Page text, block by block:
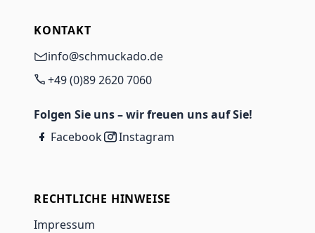
KONTAKT
info@schmuckado.de
+49 (0)89 2620 7060
Folgen Sie uns – wir freuen uns auf Sie!
Facebook
Instagram
RECHTLICHE HINWEISE
Impressum